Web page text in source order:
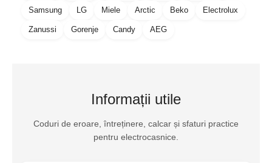
Samsung LG Miele Arctic Beko Electrolux
Zanussi Gorenje Candy AEG
Informații utile
Coduri de eroare, întreținere, calcar și sfaturi practice
pentru electrocasnice.